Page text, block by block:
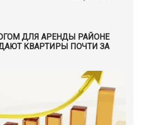
ДЛЯ АРЕНДЫ РАЙОНЕ
КВАРТИРЫ ПОЧТИ ЗА